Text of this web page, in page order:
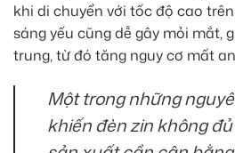
khi di chuyển với tốc độ cao
sáng yếu cũng dễ gây mỏi mắt,
trung, từ đó tăng nguy cơ mất
Một trong những
khiến đèn zin không